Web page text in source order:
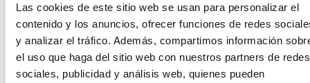
Las cookies de este sitio web se usan para personalizar el
contenido y los anuncios, ofrecer funciones de redes
y analizar el tráfico. Además, compartimos información
el uso que haga del sitio web con nuestros partners de redes
sociales, publicidad y análisis web, quienes pueden
para una sensación de primera clase, ideal para
casi cualquier estilo de interpretación.
DIAPASÓN DE ARCE O PALOSANTO CON RADIO DE
9.5" Y BORDES ROL A DOS